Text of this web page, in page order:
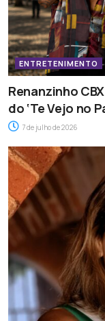
ENTRETENIMENTO
Renanzinho
do ‘Te Vejo no
7 de julho de 2026